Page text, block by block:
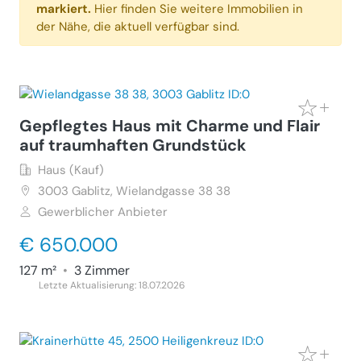
markiert. Hier finden Sie weitere Immobilien in
der Nähe, die aktuell verfügbar sind.
Gepflegtes Haus mit Charme und Flair
auf traumhaften Grundstück
Haus (Kauf)
3003 Gablitz, Wielandgasse 38 38
Gewerblicher Anbieter
€ 650.000
127 m² • 3 Zimmer
Letzte Aktualisierung: 18.07.2026